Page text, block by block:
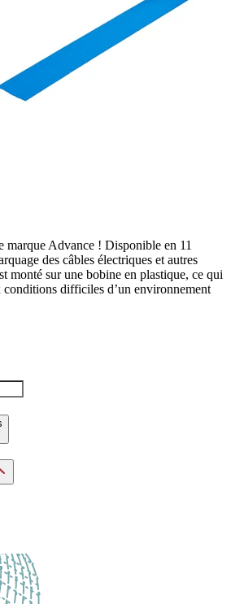
marque Advance ! Disponible en 11
des câbles électriques et autres
monté sur une bobine en plastique, ce qui
conditions difficiles d’un environnement